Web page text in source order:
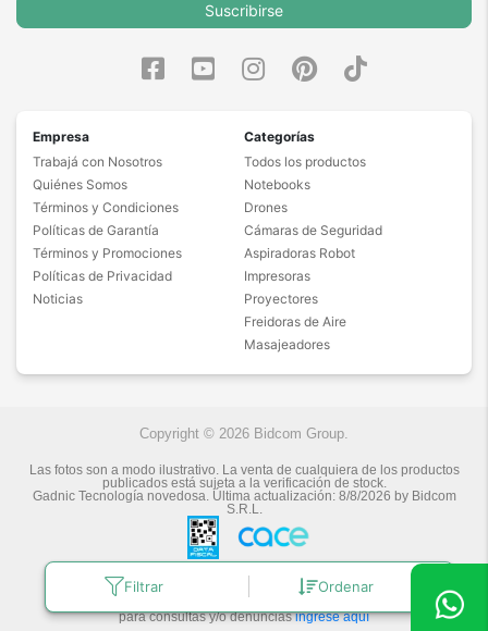
Filtrar Ordenar
Suscribirse
Empresa
Trabajá con Nosotros
Quiénes Somos
Términos y Condiciones
Políticas de Garantía
Términos y Promociones
Políticas de Privacidad
Noticias
Categorías
Todos los productos
Notebooks
Drones
Cámaras de Seguridad
Aspiradoras Robot
Impresoras
Proyectores
Freidoras de Aire
Masajeadores
Copyright © 2026 Bidcom Group.
Las fotos son a modo ilustrativo. La venta de cualquiera de los productos
publicados está sujeta a la verificación de stock.
Gadnic Tecnología novedosa.Última actualización: 8/8/2026 by Bidcom
S.R.L.
Botón de arrepentimiento
para consultas y/o denunciasingrese aquí